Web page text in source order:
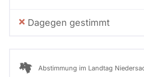
Dagegen gestimmt
Abstimmung im Landtag